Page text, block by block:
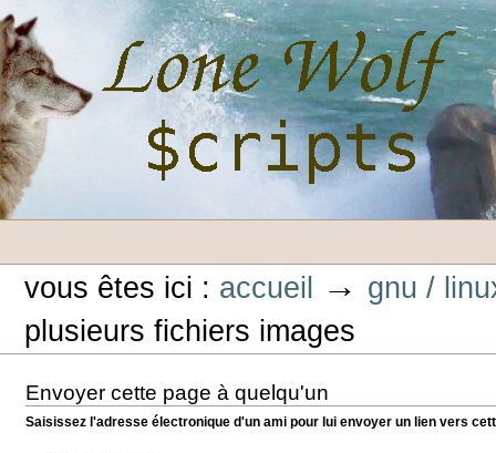
au
contenu.
Aller
à
la
navigation
Outils
vous êtes ici : accueil → gnu /
plusieurs fichiers images
Envoyer cette page à quelqu'un
Saisissez l'adresse électronique d'un ami pour lui envoyer un lien vers